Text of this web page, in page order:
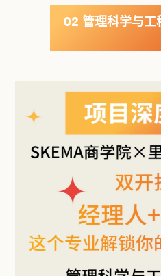
02 管理科学与工